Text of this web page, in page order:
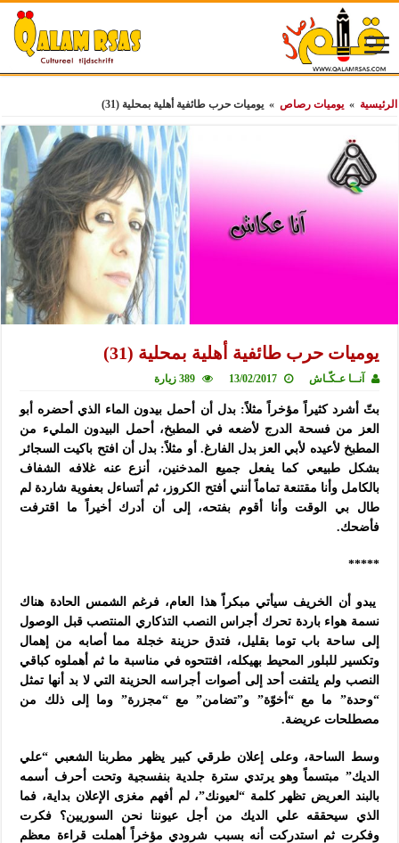
الرئيسية » يوميات رصاص » يوميات حرب طائفية أهلية بمحلية (31)
يوميات حرب طائفية أهلية بمحلية (31)
آنــا عـكّـاش 13/02/2017 389 زيارة
بتّ أشرد كثيراً مؤخراً مثلاً: بدل أن أحمل بيدون الماء الذي أحضره أبو
العز من فسحة الدرج لأضعه في المطبخ، أحمل البيدون المليء من
المطبخ لأعيده لأبي العز بدل الفارغ. أو مثلاً: بدل أن افتح باكيت السجائر
بشكل طبيعي كما يفعل جميع المدخنين، أنزع عنه غلافه الشفاف
بالكامل وأنا مقتنعة تماماً أنني أفتح الكروز، ثم أتساءل بعفوية شاردة لم
طال بي الوقت وأنا أقوم بفتحه، إلى أن أدرك أخيراً ما اقترفت
فأضحك.
*****
يبدو أن الخريف سيأتي مبكراً هذا العام، فرغم الشمس الحادة هناك
نسمة هواء باردة تحرك أجراس النصب التذكاري المنتصب قبل الوصول
إلى ساحة باب توما بقليل، فتدق حزينة خجلة مما أصابه من إهمال
وتكسير للبلور المحيط بهيكله، افتتحوه في مناسبة ما ثم أهملوه كباقي
النصب ولم يلتفت أحد إلى أصوات أجراسه الحزينة التي لا بد أنها تمثل
“وحدة” ما مع “أخوّة” و”تضامن” مع “مجزرة” وما إلى ذلك من
مصطلحات عريضة.
وسط الساحة، وعلى إعلان طرقي كبير يظهر مطربنا الشعبي “علي
الديك” مبتسماً وهو يرتدي سترة جلدية بنفسجية وتحت أحرف أسمه
بالبند العريض تظهر كلمة “لعيونك”، لم أفهم مغزى الإعلان بداية، فما
الذي سيحققه علي الديك من أجل عيوننا نحن السوريين؟ فكرت
وفكرت ثم استدركت أنه بسبب شرودي مؤخراً أهملت قراءة معظم